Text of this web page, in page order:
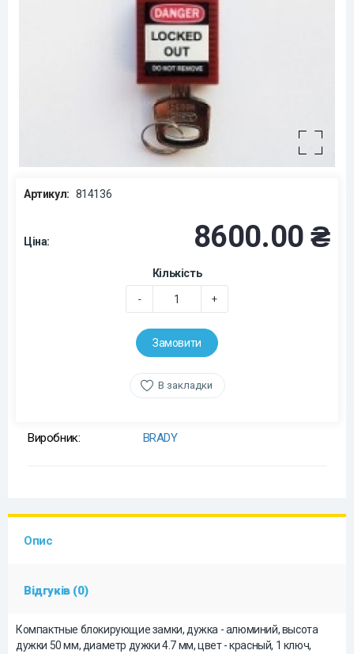
Артикул: 814136
Ціна: 8600.00 ₴
Кількість
- +
Замовити
В закладки
Виробник: BRADY
Опис
Відгуків (0)
Компактные блокирующие замки, дужка - алюминий, высота
дужки 50 мм, диаметр дужки 4.7 мм, цвет - красный, 1 ключ,